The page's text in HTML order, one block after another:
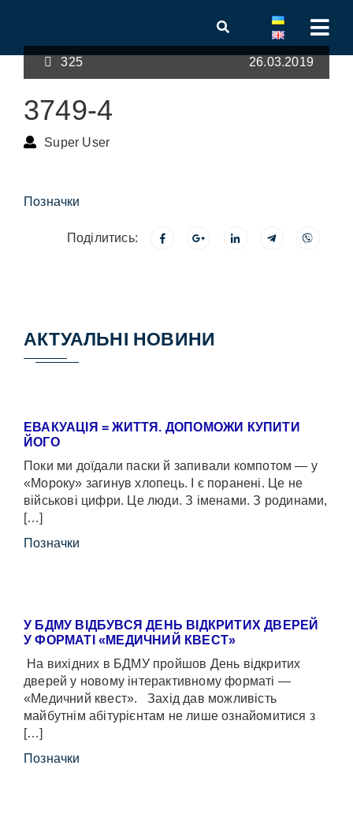
325 26.03.2019
3749-4
Super User
Позначки
Поділитись:
АКТУАЛЬНІ НОВИНИ
ЕВАКУАЦІЯ = ЖИТТЯ. ДОПОМОЖИ КУПИТИ
ЙОГО
Поки ми доїдали паски й запивали компотом — у
«Мороку» загинув хлопець. І є поранені. Це не
військові цифри. Це люди. З іменами. З родинами,
[…]
Позначки
У БДМУ ВІДБУВСЯ ДЕНЬ ВІДКРИТИХ ДВЕРЕЙ
У ФОРМАТІ «МЕДИЧНИЙ КВЕСТ»
На вихідних в БДМУ пройшов День відкритих
дверей у новому інтерактивному форматі —
«Медичний квест». Захід дав можливість
майбутнім абітурієнтам не лише ознайомитися з
[…]
Позначки